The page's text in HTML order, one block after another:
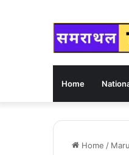
Home
Home /